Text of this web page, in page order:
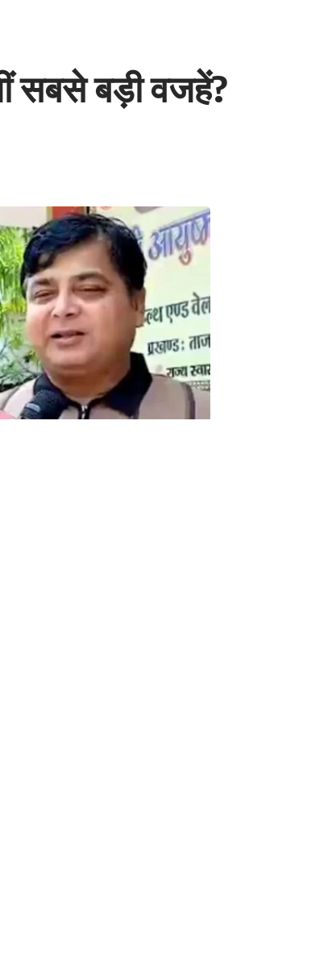
सबसे बड़ी वजहें?